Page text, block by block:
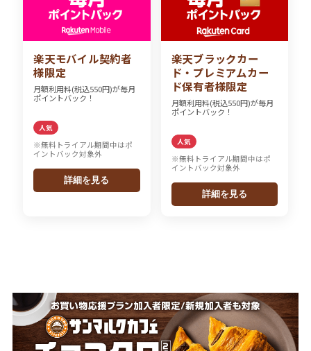
楽天モバイル契約者
様限定
月額利用料(税込550円)が毎月
ポイントバック！
人気
※無料トライアル期間中はポ
イントバック対象外
詳細を見る
楽天ブラックカー
ド・プレミアムカー
ド保有者様限定
月額利用料(税込550円)が毎月
ポイントバック！
人気
※無料トライアル期間中はポ
イントバック対象外
詳細を見る